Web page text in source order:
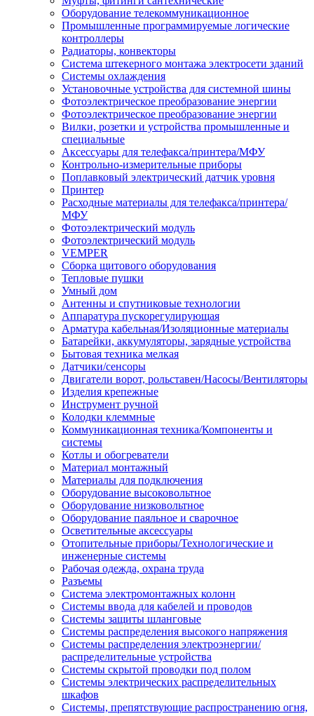
Оборудование телекоммуникационное
Промышленные программируемые логические
контроллеры
Радиаторы, конвекторы
Система штекерного монтажа электросети зданий
Системы охлаждения
Установочные устройства для системной шины
Фотоэлектрическое преобразование энергии
Фотоэлектрическое преобразование энергии
Вилки, розетки и устройства промышленные и
специальные
Аксессуары для телефакса/принтера/МФУ
Контрольно-измерительные приборы
Поплавковый электрический датчик уровня
Принтер
Расходные материалы для телефакса/принтера/
МФУ
Фотоэлектрический модуль
Фотоэлектрический модуль
VEMPER
Сборка щитового оборудования
Тепловые пушки
Умный дом
Антенны и спутниковые технологии
Аппаратура пускорегулирующая
Арматура кабельная/Изоляционные материалы
Батарейки, аккумуляторы, зарядные устройства
Бытовая техника мелкая
Датчики/сенсоры
Двигатели ворот, рольставен/Насосы/Вентиляторы
Изделия крепежные
Инструмент ручной
Колодки клеммные
Коммуникационная техника/Компоненты и
системы
Котлы и обогреватели
Материал монтажный
Материалы для подключения
Оборудование высоковольтное
Оборудование низковольтное
Оборудование паяльное и сварочное
Осветительные аксессуары
Отопительные приборы/Технологические и
инженерные системы
Рабочая одежда, охрана труда
Разъемы
Система электромонтажных колонн
Системы ввода для кабелей и проводов
Системы защиты шланговые
Системы распределения высокого напряжения
Системы распределения электроэнергии/
распределительные устройства
Системы скрытой проводки под полом
Системы электрических распределительных
шкафов
Системы, препятствующие распространению огня,